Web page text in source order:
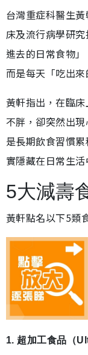
台灣重症科醫生
床及流行病學研
進去的日常食物
而是每天「吃出來
黃軒指出，在臨
不胖，卻突然出
是長期飲食習慣
實隱藏在日常生活
5大減壽
黃軒點名以下5類
1. 超加工食品（